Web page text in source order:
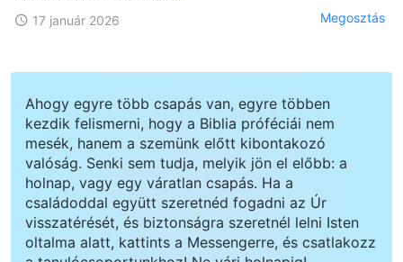
17 január 2026 Megosztás
Ahogy egyre több csapás van, egyre többen
kezdik felismerni, hogy a Biblia próféciái nem
mesék, hanem a szemünk előtt kibontakozó
valóság. Senki sem tudja, melyik jön el előbb: a
holnap, vagy egy váratlan csapás. Ha a
családoddal együtt szeretnéd fogadni az Úr
visszatérését, és biztonságra szeretnél lelni Isten
oltalma alatt, kattints a Messengerre, és csatlakozz